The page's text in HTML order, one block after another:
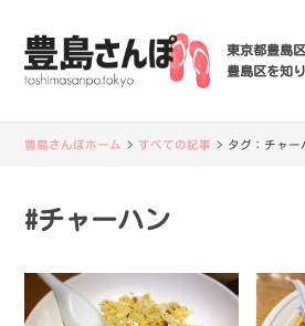
東京都豊島
豊島区を知
豊島さんぽホーム > すべての記事 > タグ： チャー
#チャーハン